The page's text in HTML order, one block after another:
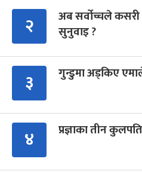
२
अब सर्वोच्चले कसरी
सुनुवाइ ?
३ गुन्डुमा अड्किए
४ प्रज्ञाका तीन